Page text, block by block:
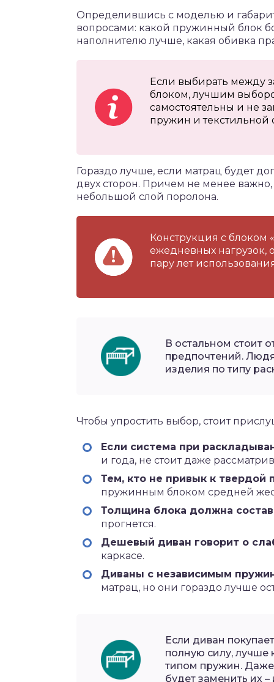
Определившись с моделью и
вопросами: какой пружинный блок
наполнителю лучше, какая обивка
Если выбирать между
блоком, лучшим
самостоятельны и не
пружин и текстильной
Гораздо лучше, если матрац будет
двух сторон. Причем не менее
небольшой слой поролона.
Конструкция с
ежедневных нагрузок,
пару лет
В остальном стоит
предпочтений.
изделия по типу
Чтобы упростить выбор, стоит
Если система при
и года, не стоит даже
Тем, кто не привык к твердой
пружинным блоком средней
Толщина блока должна
прогнется.
Дешевый диван говорит о
каркасе.
Диваны с независимым
матрац, но они гораздо лучше
Если диван
полную силу, лучше
типом пружин. Даже
будет заменить их